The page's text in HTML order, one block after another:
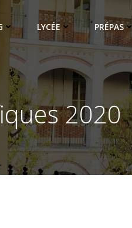
LYCÉE PRÉPAS
2020